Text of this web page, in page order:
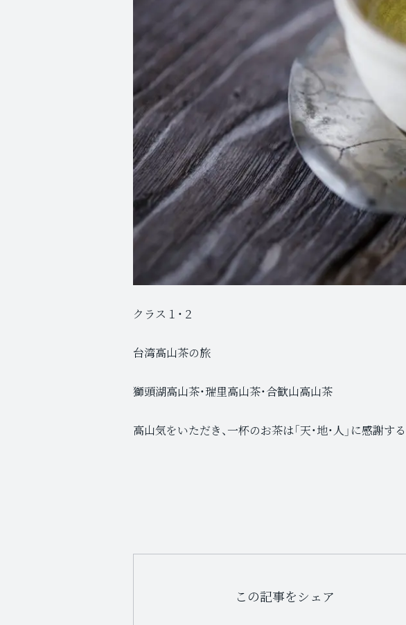
クラス１・２
台湾高山茶の旅
獅頭湖高山茶・瑞里高山茶・合歓山高山茶
高山気をいただき、一杯のお茶は「天・地・人」に感謝する
この記事をシェア